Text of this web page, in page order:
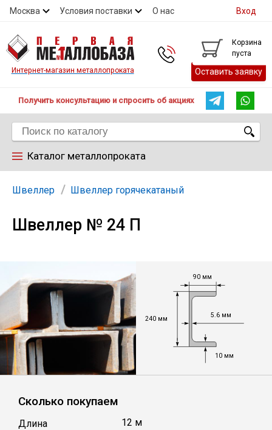
Москва Условия поставки О нас
Контакты
Вход
Интернет-магазин металлопроката
Корзина
пуста
Оставить заявку
Получить консультацию и спросить об акциях
Каталог металлопроката
Арматура
Труба
Балка
Квадрат стальной
Швеллер Швеллер горячекатаный
Швеллер № 24 П
90 мм
240 мм 5.6 мм
10 мм
Сколько покупаем
Длина 12 м